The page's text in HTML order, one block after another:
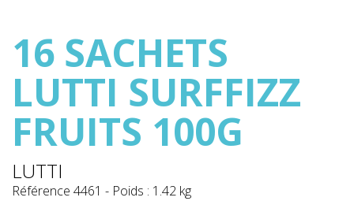
16 SACHETS
LUTTI SURFFIZZ
FRUITS 100G
LUTTI
Référence 4461 - Poids : 1.42 kg